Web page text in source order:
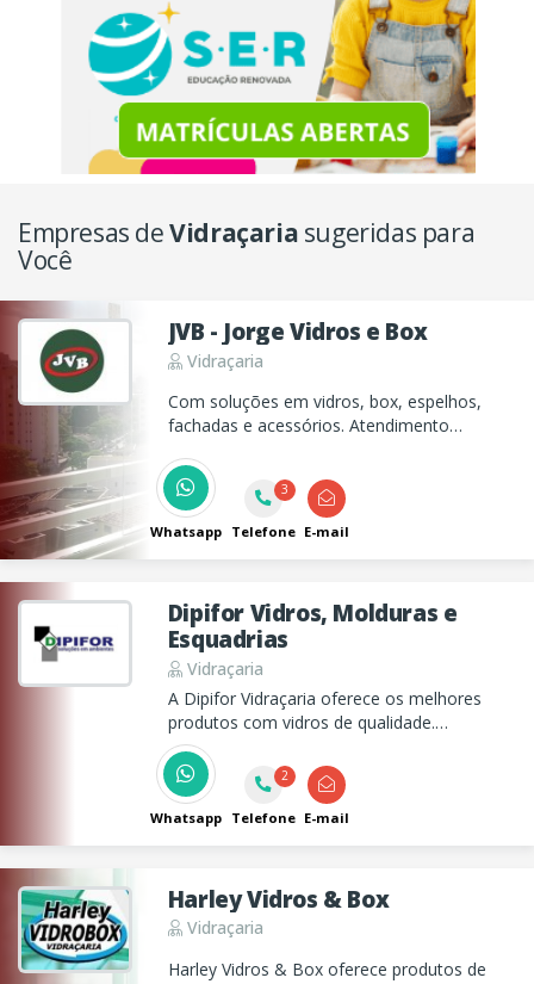
Empresas deVidraçaria sugeridas para
Você
JVB - Jorge Vidros e Box
Vidraçaria
Com soluções em vidros, box, espelhos,
fachadas e acessórios. Atendimento
instalação imediata.
Whatsapp
3
Telefone E-mail
Dipifor Vidros, Molduras e
Esquadrias
Vidraçaria
A Dipifor Vidraçaria oferece os melhores
produtos com vidros de qualidade.
Oferecendo uma completa linha de produtos
e serviços para tornar o seu escritório um
ambiente muito mais bonito, confortável e
produtivo.
Whatsapp
2
Telefone E-mail
Harley Vidros & Box
Vidraçaria
Harley Vidros & Box oferece produtos de